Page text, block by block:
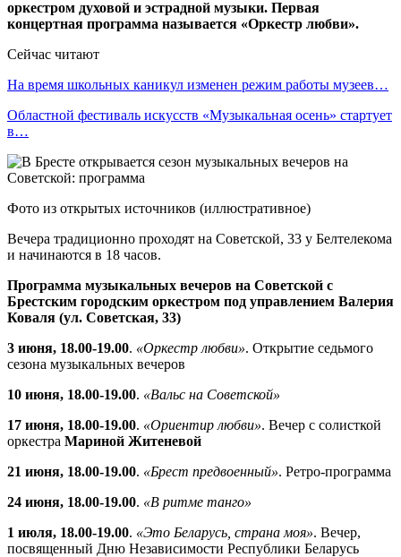
оркестром духовой и эстрадной музыки. Первая
концертная программа называется «Оркестр любви».
Сейчас читают
На время школьных каникул изменен режим работы музеев…
Областной фестиваль искусств «Музыкальная осень» стартует
в…
Фото из открытых источников (иллюстративное)
Вечера традиционно проходят на Советской, 33 у Белтелекома
и начинаются в 18 часов.
Программа музыкальных вечеров на Советской с
Брестским городским оркестром под управлением Валерия
Коваля (ул. Советская, 33)
3 июня, 18.00-19.00. «Оркестр любви». Открытие седьмого
сезона музыкальных вечеров
10 июня, 18.00-19.00. «Вальс на Советской»
17 июня, 18.00-19.00. «Ориентир любви». Вечер с солисткой
оркестра Мариной Житеневой
21 июня, 18.00-19.00. «Брест предвоенный». Ретро-программа
24 июня, 18.00-19.00. «В ритме танго»
1 июля, 18.00-19.00. «Это Беларусь, страна моя». Вечер,
посвященный Дню Независимости Республики Беларусь